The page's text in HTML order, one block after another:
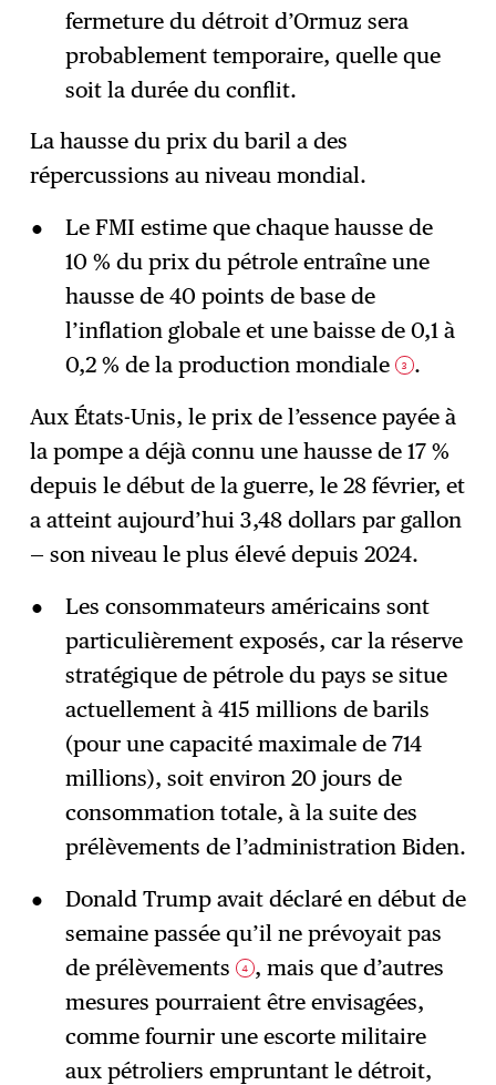
fermeture du détroit d’Ormuz sera
probablement temporaire, quelle que
soit la durée du conflit.
La hausse du prix du baril a des
répercussions au niveau mondial.
Le FMI estime que chaque hausse de
10 % du prix du pétrole entraîne une
hausse de 40 points de base de
l’inflation globale et une baisse de 0,1 à
0,2 % de la production mondiale
3 .
Aux États-Unis, le prix de l’essence payée à
la pompe a déjà connu une hausse de 17 %
depuis le début de la guerre, le 28 février, et
a atteint aujourd’hui 3,48 dollars par gallon
— son niveau le plus élevé depuis 2024.
Les consommateurs américains sont
particulièrement exposés, car la réserve
stratégique de pétrole du pays se situe
actuellement à 415 millions de barils
(pour une capacité maximale de 714
millions), soit environ 20 jours de
consommation totale, à la suite des
prélèvements de l’administration Biden.
Donald Trump avait déclaré en début de
semaine passée qu’il ne prévoyait pas
de prélèvements
4 , mais que d’autres
mesures pourraient être envisagées,
comme fournir une escorte militaire
aux pétroliers empruntant le détroit,